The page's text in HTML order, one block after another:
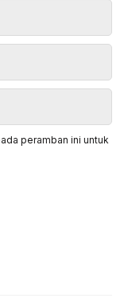
peramban ini untuk